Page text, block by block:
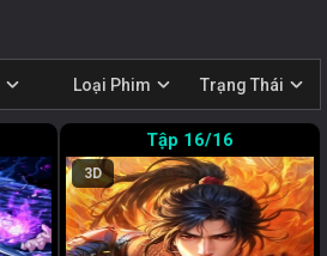
expand_more Loại Phim expand_more Trạng Thái expand_more
16/16
3D